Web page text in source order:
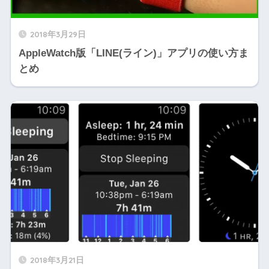
2018年3月29日
AppleWatch版「LINE(ライン)」アプリの使い方ま
とめ
2018年3月21日